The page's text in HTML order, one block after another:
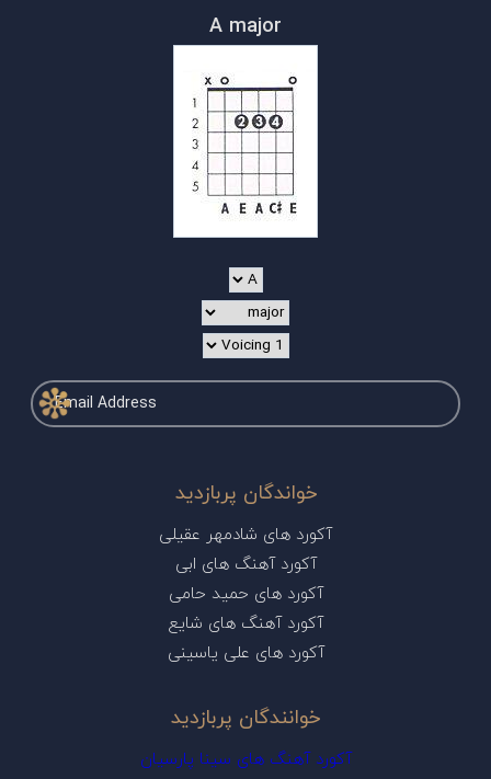
A major
خواندگان پربازدید
آکورد های شادمهر عقیلی
آکورد آهنگ های ابی
آکورد های حمید حامی
آکورد آهنگ های شایع
آکورد های علی یاسینی
خوانندگان پربازدید
آکورد آهنگ های سینا پارسیان